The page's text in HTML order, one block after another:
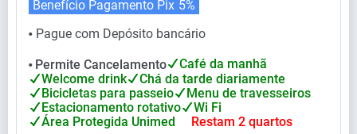
⬤ Pague com Depósito bancário
Benefício Pagamento Pix 5%
⬤ Permite Cancelamento
Café da manhã
Welcome drink
Chá da tarde diariamente
Bicicletas para passeio
Menu de travesseiros
Estacionamento rotativo
Wi Fi
Área Protegida Unimed
Restam 2 quartos